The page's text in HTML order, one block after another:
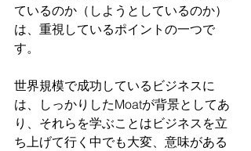
ているのか（しようとしているのか）
は、重視しているポイントの一つで
す。
世界規模で成功しているビジネスに
は、しっかりしたMoatが背景としてあ
り、それらを学ぶことはビジネスを立
ち上げて行く中でも大変、意味がある